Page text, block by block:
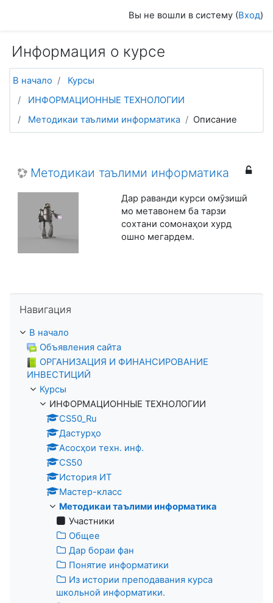
Вы не вошли в систему (Вход)
Информация о курсе
В начало
Курсы
ИНФОРМАЦИОННЫЕ ТЕХНОЛОГИИ
Методикаи таълими информатика
Описание
Методикаи таълими информатика
Дар раванди курси омӯзишӣ
мо метавонем ба тарзи
сохтани сомонаҳои хурд
ошно мегардем.
Навигация
В начало
Объявления сайта
ОРГАНИЗАЦИЯ И ФИНАНСИРОВАНИЕ
ИНВЕСТИЦИЙ
Курсы
ИНФОРМАЦИОННЫЕ ТЕХНОЛОГИИ
CS50_Ru
Дастурҳо
Асосҳои техн. инф.
CS50
История ИТ
Мастер-класс
Методикаи таълими информатика
Участники
Общее
Дар бораи фан
Понятие информатики
Из истории преподавания курса
школьной информатики.